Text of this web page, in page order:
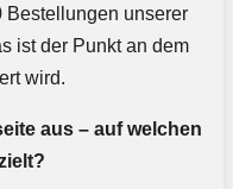
Bestellungen unserer
ist der Punkt an dem
wird.
aus – auf welchen